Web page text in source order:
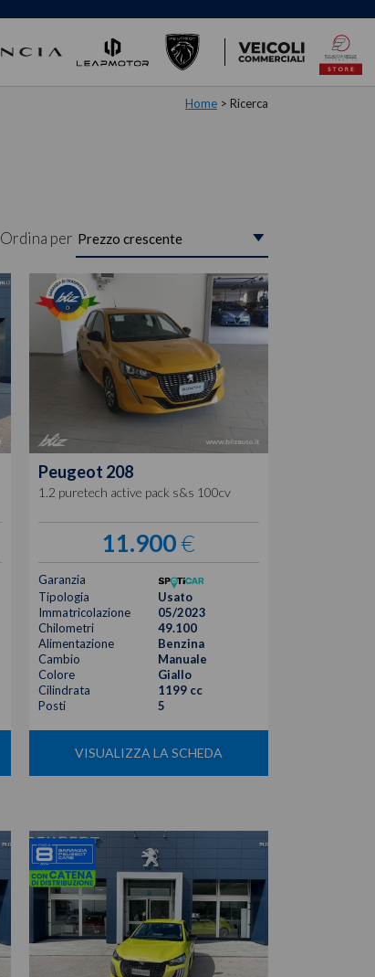
Home > Ricerca
Ordina per
Peugeot 208
1.2 puretech active pack s&s 100cv
11.900€
Garanzia
Tipologia
Usato
Immatricolazione
05/2023
Chilometri
49.100
Alimentazione
Benzina
Cambio
Manuale
Colore
Giallo
Cilindrata
1199 cc
Posti
5
VISUALIZZA LA SCHEDA